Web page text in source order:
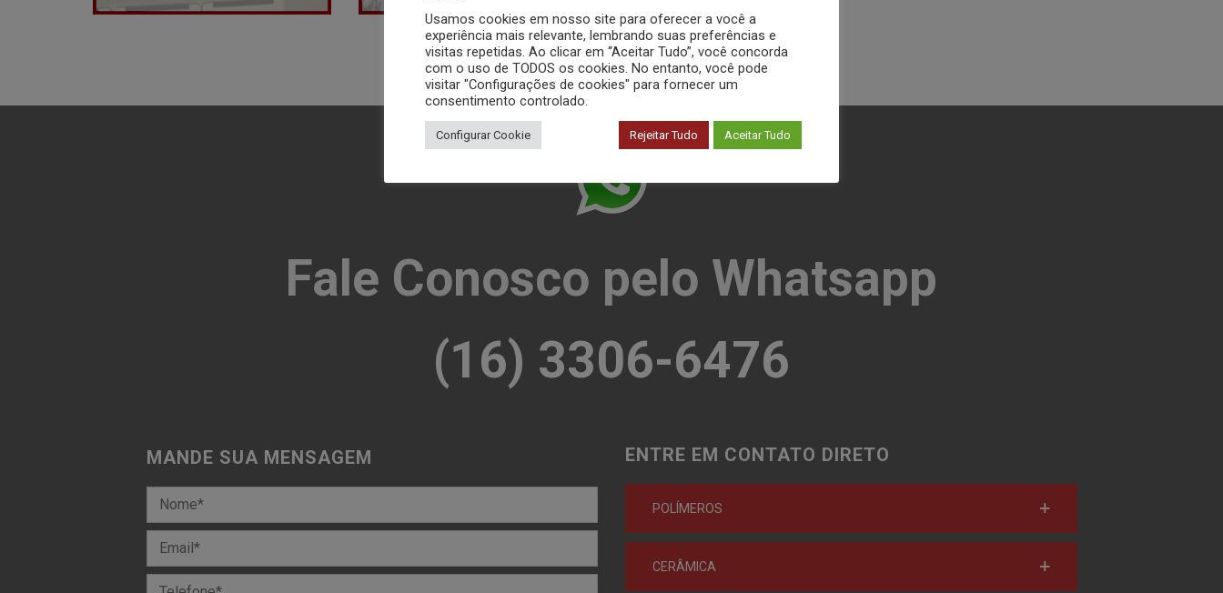
Fale Conosco pelo Whatsapp
(16) 3306-6476
MANDE SUA MENSAGEM ENTRE EM CONTATO DIRETO
POLÍMEROS
CERÂMICA
Usamos cookies em nosso site para oferecer a você a
experiência mais relevante, lembrando suas preferências e
visitas repetidas. Ao clicar em “Aceitar Tudo”, você concorda
com o uso de TODOS os cookies. No entanto, você pode
visitar "Configurações de cookies" para fornecer um
consentimento controlado.
Configurar Cookie Rejeitar Tudo Aceitar Tudo